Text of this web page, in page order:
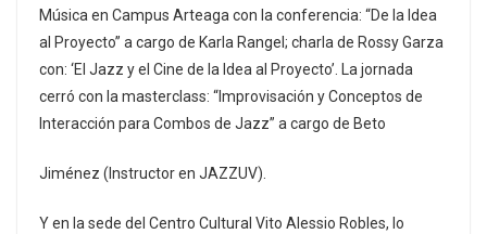
Música en Campus Arteaga con la conferencia: “De la Idea
al Proyecto” a cargo de Karla Rangel; charla de Rossy Garza
con: ‘El Jazz y el Cine de la Idea al Proyecto’. La jornada
cerró con la masterclass: “Improvisación y Conceptos de
Interacción para Combos de Jazz” a cargo de Beto
Jiménez (Instructor en JAZZUV).
Y en la sede del Centro Cultural Vito Alessio Robles, lo